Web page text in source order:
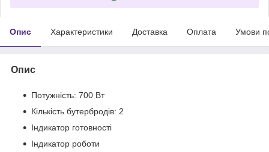
Опис Характеристики Доставка Оплата Умови
Опис
Потужність: 700 Вт
Кількість бутербродів: 2
Індикатор готовності
Індикатор роботи